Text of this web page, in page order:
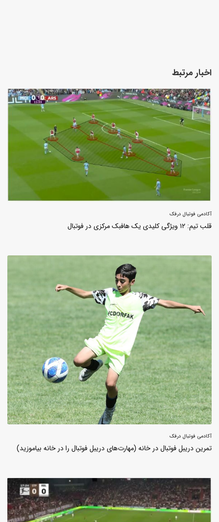
اخبار مرتبط
آکادمی فوتبال درفک
قلب تیم: ۱۲ ویژگی کلیدی یک هافبک مرکزی در فوتبال
آکادمی فوتبال درفک
تمرین دریبل فوتبال در خانه (مهارت‌های دریبل فوتبال را در خانه بیاموزید)